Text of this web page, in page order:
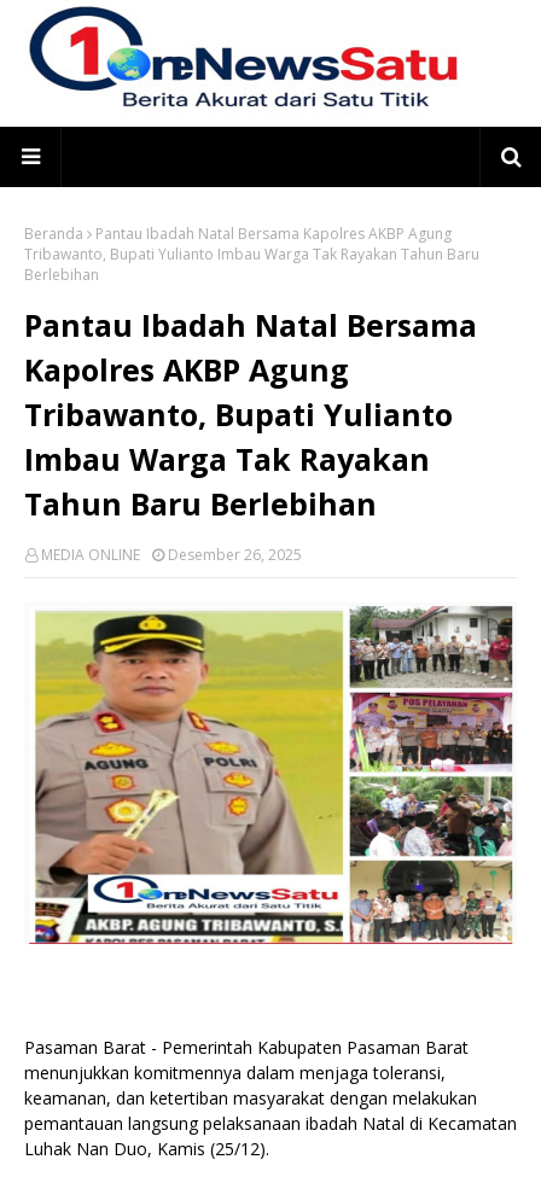
Beranda
Pantau Ibadah Natal Bersama Kapolres AKBP Agung
Tribawanto, Bupati Yulianto Imbau Warga Tak Rayakan Tahun Baru
Berlebihan
Pantau Ibadah Natal Bersama
Kapolres AKBP Agung
Tribawanto, Bupati Yulianto
Imbau Warga Tak Rayakan
Tahun Baru Berlebihan
MEDIA ONLINE Desember 26, 2025
Pasaman Barat - Pemerintah Kabupaten Pasaman Barat
menunjukkan komitmennya dalam menjaga toleransi,
keamanan, dan ketertiban masyarakat dengan melakukan
pemantauan langsung pelaksanaan ibadah Natal di Kecamatan
Luhak Nan Duo, Kamis (25/12).